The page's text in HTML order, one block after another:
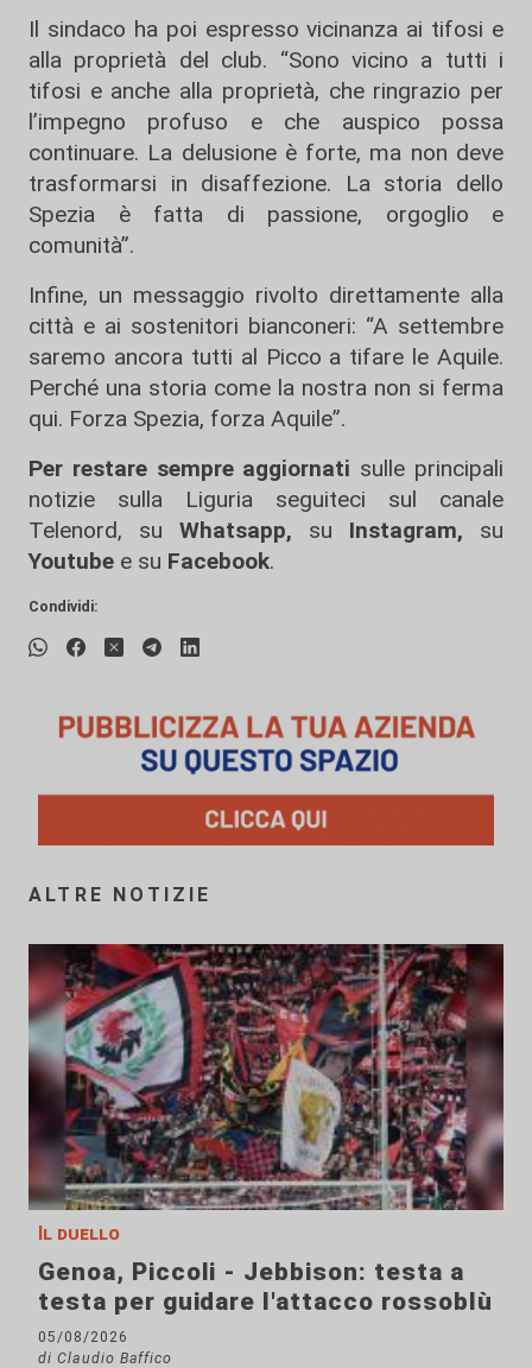
Il sindaco ha poi espresso vicinanza ai tifosi e
alla proprietà del club. “Sono vicino a tutti i
tifosi e anche alla proprietà, che ringrazio per
l’impegno profuso e che auspico possa
continuare. La delusione è forte, ma non deve
trasformarsi in disaffezione. La storia dello
Spezia è fatta di passione, orgoglio e
comunità”.
Infine, un messaggio rivolto direttamente alla
città e ai sostenitori bianconeri: “A settembre
saremo ancora tutti al Picco a tifare le Aquile.
Perché una storia come la nostra non si ferma
qui. Forza Spezia, forza Aquile”.
Per restare sempre aggiornati sulle principali
notizie sulla Liguria seguiteci sul canale
Telenord, su
Whatsapp, su Instagram, su
Youtube e su Facebook.
Condividi:
ALTRE NOTIZIE
Il duello
Genoa, Piccoli - Jebbison: testa a
testa per guidare l'attacco rossoblù
05/08/2026
di Claudio Baffico